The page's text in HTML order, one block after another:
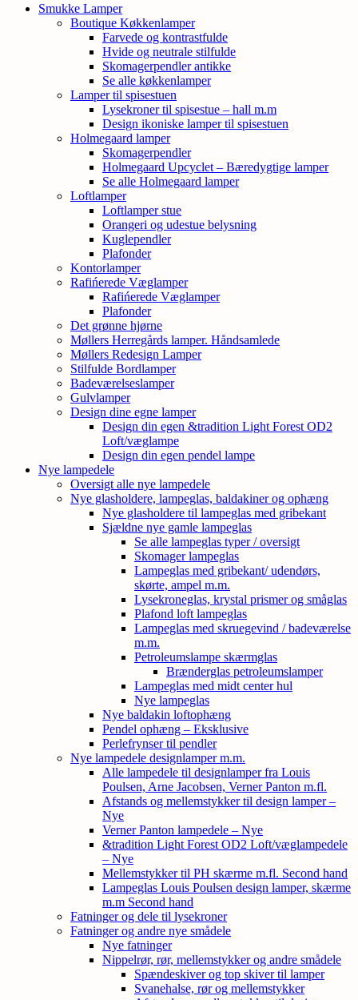
Smukke Lamper
Boutique Køkkenlamper
Farvede og kontrastfulde
Hvide og neutrale stilfulde
Skomagerpendler antikke
Se alle køkkenlamper
Lamper til spisestuen
Lysekroner til spisestue – hall m.m
Design ikoniske lamper til spisestuen
Holmegaard lamper
Skomagerpendler
Holmegaard Upcyclet – Bæredygtige lamper
Se alle Holmegaard lamper
Loftlamper
Loftlamper stue
Orangeri og udestue belysning
Kuglependler
Plafonder
Kontorlamper
Rafińerede Væglamper
Rafińerede Væglamper
Plafonder
Det grønne hjørne
Møllers Herregårds lamper. Håndsamlede
Møllers Redesign Lamper
Stilfulde Bordlamper
Badeværelseslamper
Gulvlamper
Design dine egne lamper
Design din egen &tradition Light Forest OD2
Loft/væglampe
Design din egen pendel lampe
Nye lampedele
Oversigt alle nye lampedele
Nye glasholdere, lampeglas, baldakiner og ophæng
Nye glasholdere til lampeglas med gribekant
Sjældne nye gamle lampeglas
Se alle lampeglas typer / oversigt
Skomager lampeglas
Lampeglas med gribekant/ udendørs,
skørte, ampel m.m.
Lysekroneglas, krystal prismer og småglas
Plafond loft lampeglas
Lampeglas med skruegevind / badeværelse
m.m.
Petroleumslampe skærmglas
Brænderglas petroleumslamper
Lampeglas med midt center hul
Nye lampeglas
Nye baldakin loftophæng
Pendel ophæng – Eksklusive
Perlefrynser til pendler
Nye lampedele designlamper m.m.
Alle lampedele til designlamper fra Louis
Poulsen, Arne Jacobsen, Verner Panton m.fl.
Afstands og mellemstykker til design lamper –
Nye
Verner Panton lampedele – Nye
&tradition Light Forest OD2 Loft/væglampedele
– Nye
Mellemstykker til PH skærme m.fl. Second hand
Lampeglas Louis Poulsen design lamper, skærme
m.m Second hand
Fatninger og dele til lysekroner
Fatninger og andre nye smådele
Nye fatninger
Nippelrør, rør, mellemstykker og andre smådele
Spændeskiver og top skiver til lamper
Svanehalse, rør og mellemstykker